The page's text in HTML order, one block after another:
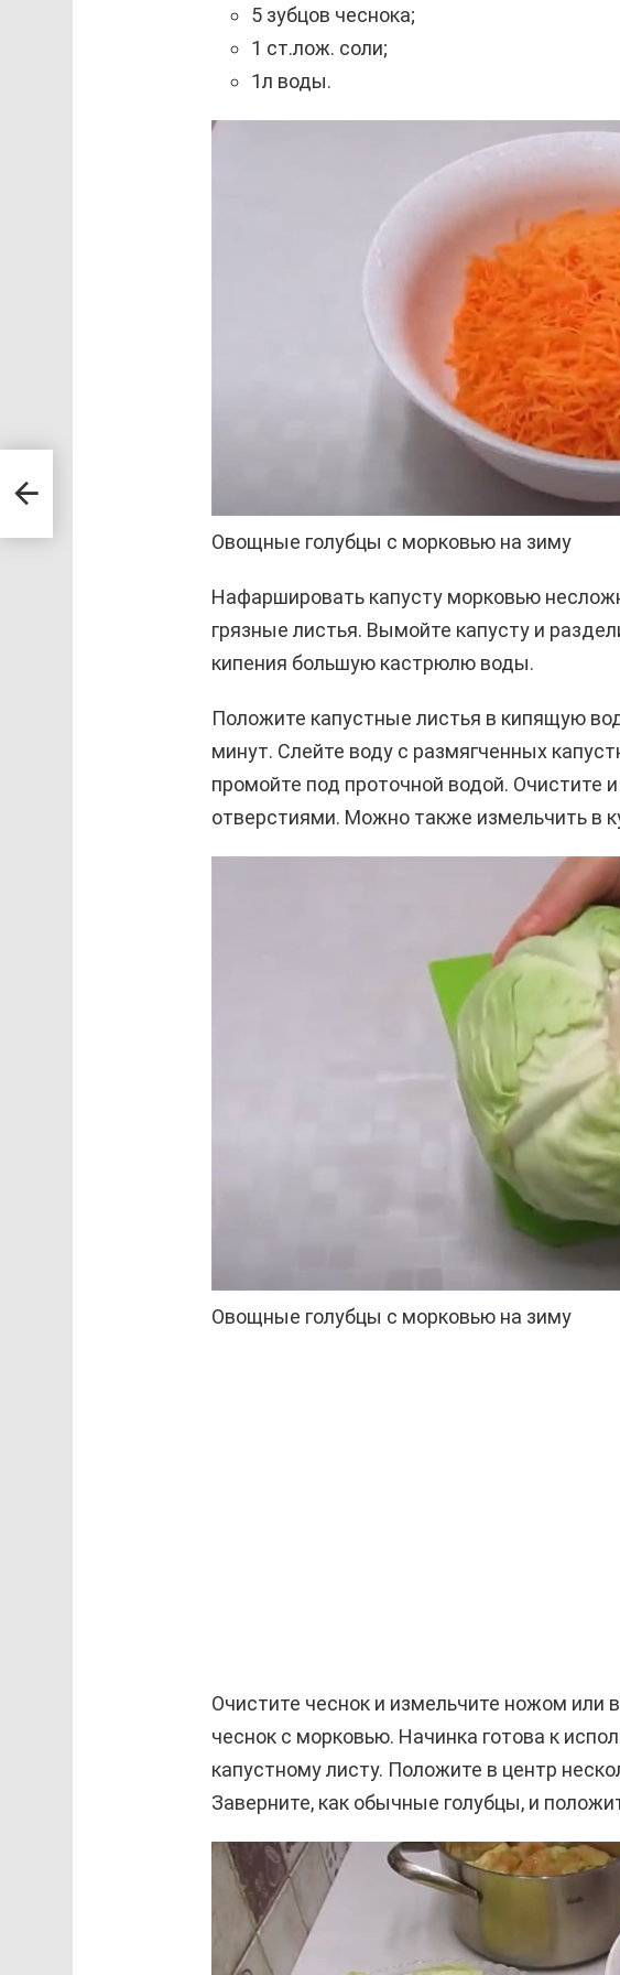
5 зубцов чеснока;
1 ст.лож. соли;
1л воды.
Овощные голубцы с морковью на зиму
Нафаршировать капусту морковью
грязные листья. Вымойте капусту и
кипения большую кастрюлю воды.
Положите капустные листья в кипящую
минут. Слейте воду с размягченных
промойте под проточной водой. Очистите
отверстиями. Можно также измельчить в
Овощные голубцы с морковью на зиму
Очистите чеснок и измельчите ножом или
чеснок с морковью. Начинка готова к
капустному листу. Положите в центр
Заверните, как обычные голубцы, и